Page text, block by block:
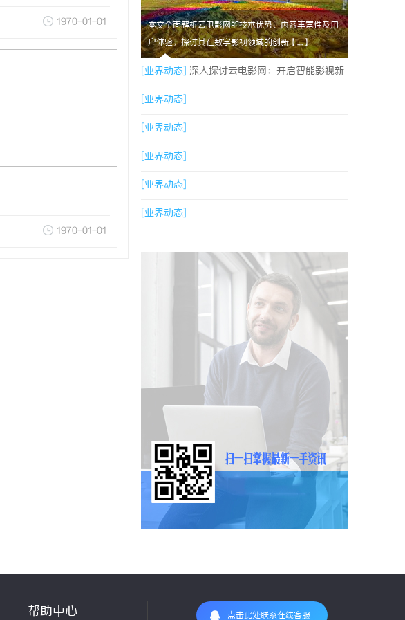
1970-01-01
1970-01-01
本文全面解析云电影网的技术优势、内容丰富性及用
户体验，探讨其在数字影视领域的创新【....】
[业界动态] 深入探讨云电影网：开启智能影视新
视界的全面解析
[业界动态]
[业界动态]
[业界动态]
[业界动态]
[业界动态]
帮助中心 点击此处联系在线客服